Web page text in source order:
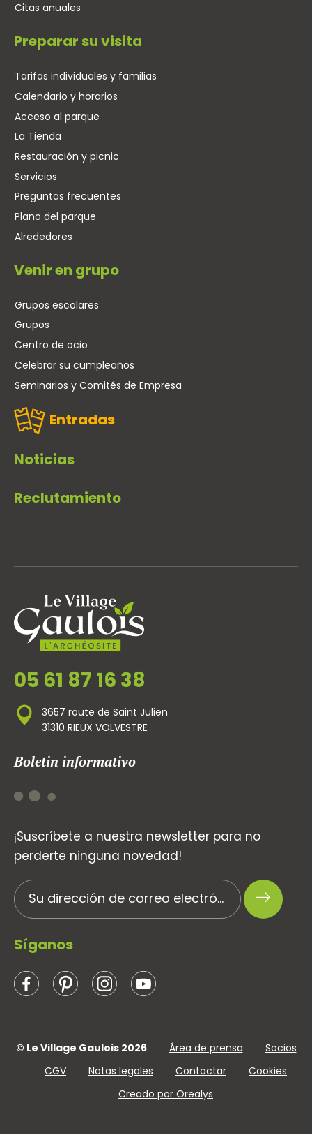
Citas anuales
Preparar su visita
Tarifas individuales y familias
Calendario y horarios
Acceso al parque
La Tienda
Restauración y picnic
Servicios
Preguntas frecuentes
Plano del parque
Alrededores
Venir en grupo
Grupos escolares
Grupos
Centro de ocio
Celebrar su cumpleaños
Seminarios y Comités de Empresa
Entradas
Noticias
Reclutamiento
05 61 87 16 38
3657 route de Saint Julien
31310 RIEUX VOLVESTRE
Boletin informativo
¡Suscríbete a nuestra newsletter para no
perderte ninguna novedad!
Síganos
© Le Village Gaulois 2026 Área de prensa
Socios
CGV
Notas legales Contactar
Cookies
Creado por Orealys